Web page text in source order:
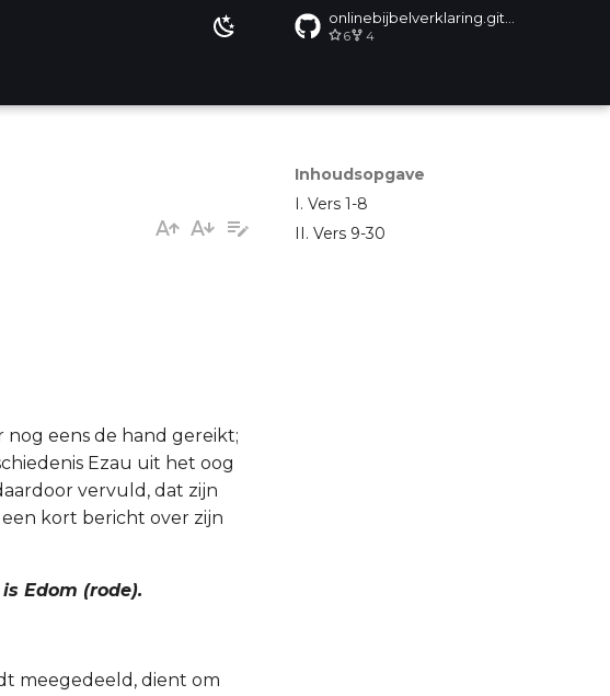
6 4
Inhoudsopgave
I. Vers 1-8
II. Vers 9-30
eens de hand gereikt;
Ezau uit het oog
vervuld, dat zijn
kort bericht over zijn
Edom (rode).
meegedeeld, dient om